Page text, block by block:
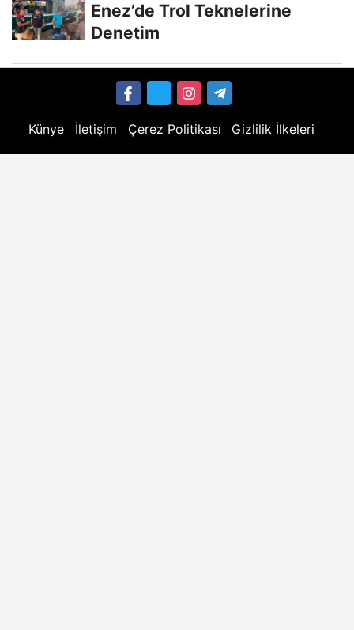
Enez’de Trol Teknelerine
Denetim
Künye İletişim Çerez Politikası Gizlilik İlkeleri